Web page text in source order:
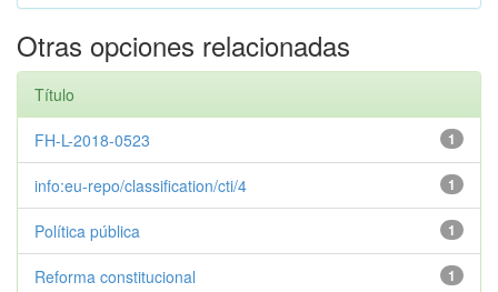
Otras opciones relacionadas
Título
1
FH-L-2018-0523
1
info:eu-repo/classification/cti/4
1
Política pública
1
Reforma constitucional